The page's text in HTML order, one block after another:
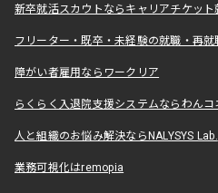
新卒就活スカウトならキャリアチケット
フリーター・既卒・未経験の就職・再
障がい者雇用ならワークリア
らくらく入退院支援システムならわんコ
人と組織のお悩み解決ならNALYSYS Lab.
業務可視化はremopia